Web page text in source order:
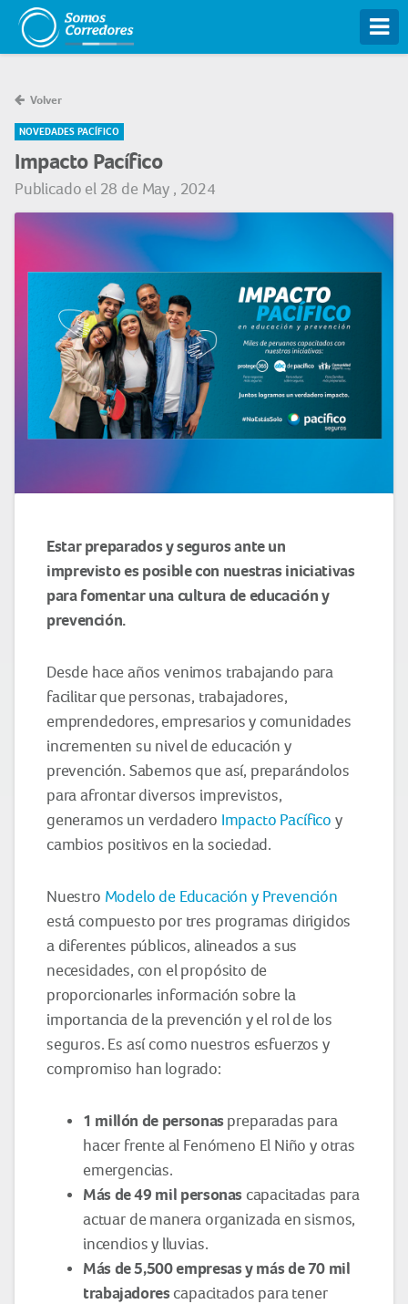
Volver
NOVEDADES PACÍFICO
Impacto Pacífico
Publicado el 28 de May , 2024
Estar preparados y seguros ante un
imprevisto es posible con nuestras iniciativas
para fomentar una cultura de educación y
prevención.
Desde hace años venimos trabajando para
facilitar que personas, trabajadores,
emprendedores, empresarios y comunidades
incrementen su nivel de educación y
prevención. Sabemos que así, preparándolos
para afrontar diversos imprevistos,
generamos un verdadero Impacto Pacífico y
cambios positivos en la sociedad.
Nuestro Modelo de Educación y Prevención
está compuesto por tres programas dirigidos
a diferentes públicos, alineados a sus
necesidades, con el propósito de
proporcionarles información sobre la
importancia de la prevención y el rol de los
seguros. Es así como nuestros esfuerzos y
compromiso han logrado:
1 millón de personas preparadas para
hacer frente al Fenómeno El Niño y otras
emergencias.
Más de 49 mil personas capacitadas para
actuar de manera organizada en sismos,
incendios y lluvias.
Más de 5,500 empresas y más de 70 mil
trabajadores capacitados para tener